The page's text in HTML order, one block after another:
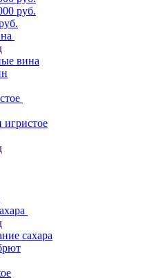
руб.
вина
сахара